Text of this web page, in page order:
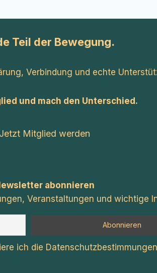
Teil der Bewegung.
Verbindung und echte
und mach den Unterschied.
Jetzt Mitglied werden
abonnieren
Veranstaltungen und wichtige
ich die Datenschutzbestimmungen